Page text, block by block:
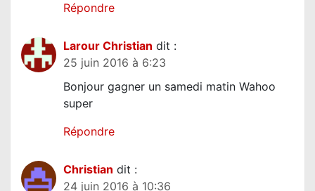
Répondre
Larour Christian dit :
25 juin 2016 à 6:23
Bonjour gagner un samedi matin Wahoo
super
Répondre
Christian dit :
24 juin 2016 à 10:36